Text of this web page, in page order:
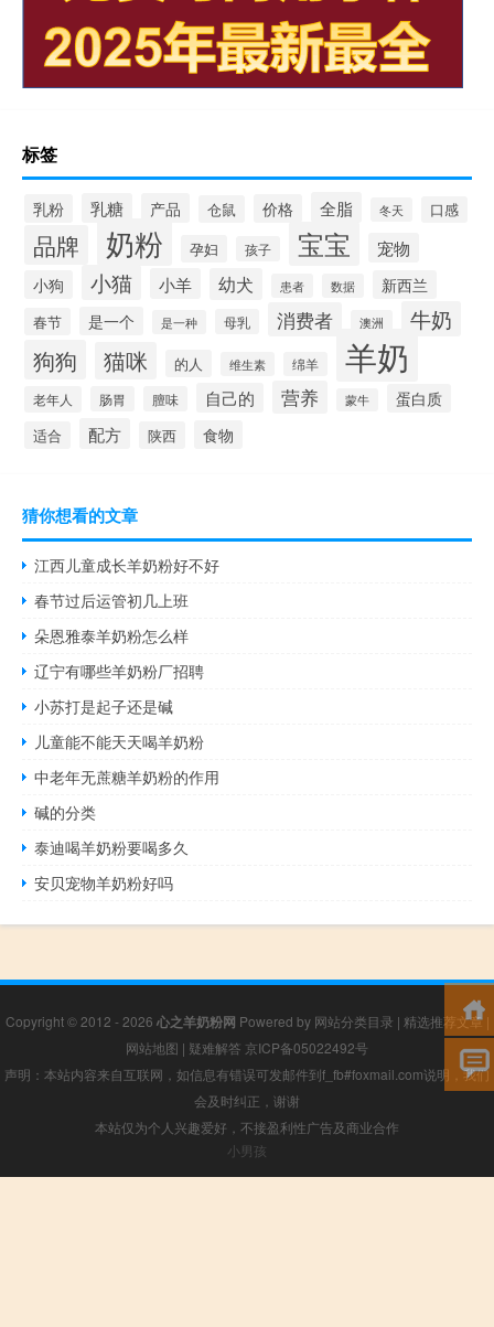
标签
乳粉 乳糖 产品 仓鼠 价格 全脂 冬天 口感
品牌 奶粉 孕妇 孩子 宝宝 宠物
小狗 小猫 小羊 幼犬 患者 数据 新西兰
春节 是一个 是一种 母乳 消费者 澳洲 牛奶
狗狗 猫咪 的人 维生素 绵羊 羊奶
老年人 肠胃 膻味 自己的 营养 蒙牛 蛋白质
适合 配方 陕西 食物
猜你想看的文章
江西儿童成长羊奶粉好不好
春节过后运管初几上班
朵恩雅泰羊奶粉怎么样
辽宁有哪些羊奶粉厂招聘
小苏打是起子还是碱
儿童能不能天天喝羊奶粉
中老年无蔗糖羊奶粉的作用
碱的分类
泰迪喝羊奶粉要喝多久
安贝宠物羊奶粉好吗
Copyright © 2012 - 2026 心之羊奶粉网 Powered by 网站分类目录 | 精选推荐文章|
网站地图 | 疑难解答 京ICP备05022492号
声明：本站内容来自互联网，如信息有错误可发邮件到f_fb#foxmail.com说明，我们
会及时纠正，谢谢
本站仅为个人兴趣爱好，不接盈利性广告及商业合作
小男孩